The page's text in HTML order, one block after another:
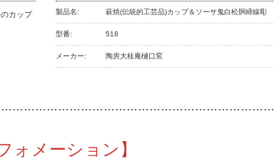
カップ
製品名: 萩焼(伝統的工芸品)カップ＆ソーサ鬼白松胴締線彫
型番: 518
メーカー: 陶房大桂庵樋口窯
ォメーション】